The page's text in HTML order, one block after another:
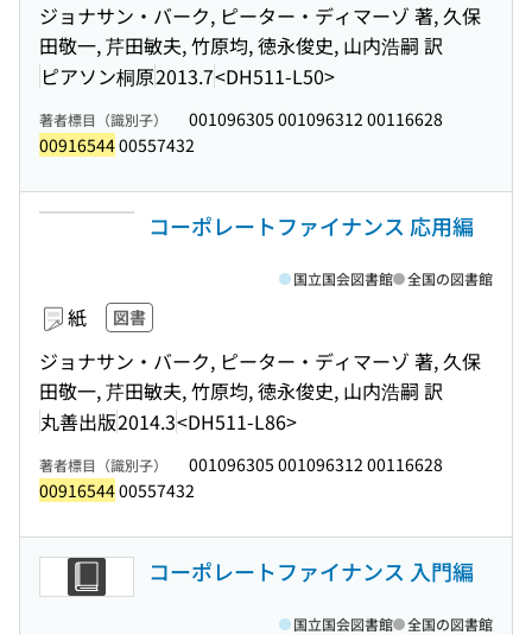
ジョナサン・バーク, ピーター・ディマーゾ 著, 久保
田敬一, 芹田敏夫, 竹原均, 徳永俊史, 山内浩嗣 訳
ピアソン桐原2013.7<DH511-L50>
著者標目（識別子）
001096305 001096312 00116628
0091654400557432
コーポレートファイナンス 応用編
紙 図書
ジョナサン・バーク, ピーター・ディマーゾ 著, 久保
田敬一, 芹田敏夫, 竹原均, 徳永俊史, 山内浩嗣 訳
丸善出版2014.3<DH511-L86>
国立国会図書館 全国の図書館
著者標目（識別子）
001096305 001096312 00116628
0091654400557432
コーポレートファイナンス 入門編
国立国会図書館 全国の図書館